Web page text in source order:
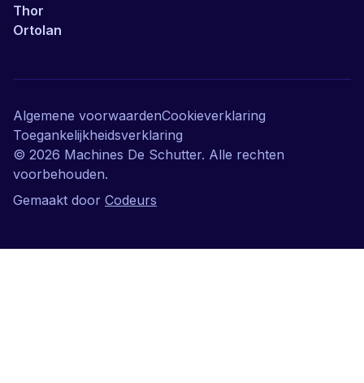
Thor
Ortolan
© 2026 Machines De Schutter. Alle rechten
voorbehouden.
Gemaakt door Codeurs
Algemene voorwaardenCookieverklaring
Toegankelijkheidsverklaring